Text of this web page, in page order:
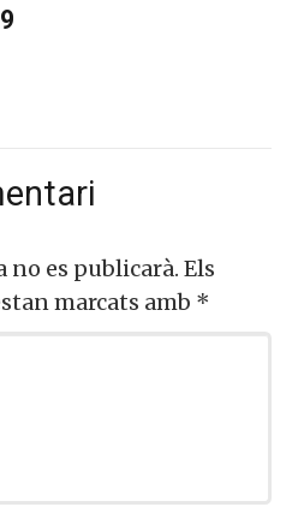
no es publicarà. Els
marcats amb *